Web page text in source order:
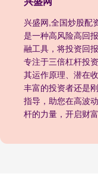
兴盛网,全国炒股配
是一种高风险高回
融工具，将投资回
专注于三倍杠杆投
其运作原理、潜在
丰富的投资者还是
指导，助您在高波
杆的力量，开启财